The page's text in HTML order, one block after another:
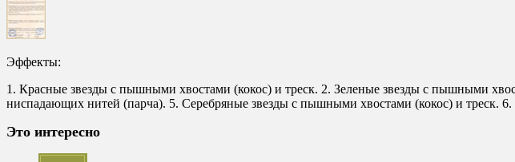
Эффекты:
1. Красные звезды с пышными хвостами (кокос) и треск. 2. Зеленые звезды с пышными
ниспадающих нитей (парча). 5. Серебряные звезды с пышными хвостами (кокос) и треск.
Это интересно